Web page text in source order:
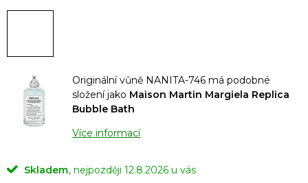
Originální vůně NANITA-746 má podobné
složení jako Maison Martin Margiela Replica
Bubble Bath
Více informací
Skladem
12.8.2026